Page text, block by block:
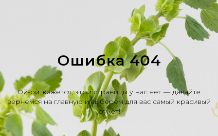
Ошибка 404
Ой-ой, кажется, этой страницы у нас нет — давайте
вернемся на главную и выберем для вас самый красивый
букет!